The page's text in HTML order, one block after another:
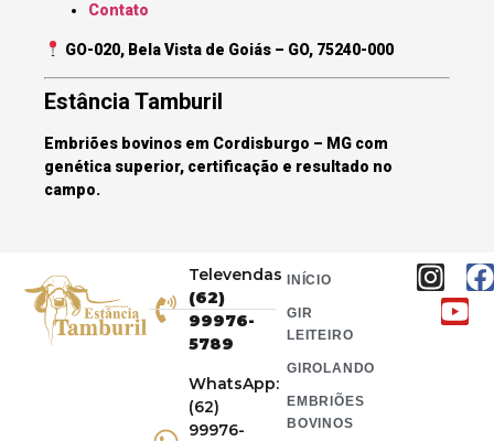
Contato
GO-020, Bela Vista de Goiás – GO, 75240-000
Estância Tamburil
Embriões bovinos em Cordisburgo – MG com
genética superior, certificação e resultado no
campo.
Televendas
(62)
99976-
5789
WhatsApp:
(62)
99976-
INÍCIO
GIR
LEITEIRO
GIROLANDO
EMBRIÕES
BOVINOS